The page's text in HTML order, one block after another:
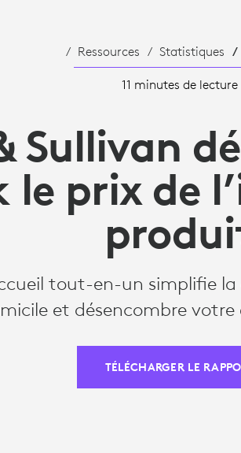
Ressources Statistiques
11 minutes de lecture
Sullivan
le prix de
tout-en-un simplifie
et désencombre
TÉLÉCHARGER LE